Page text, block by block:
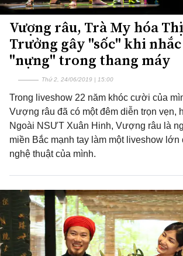
Vượng râu, Trà My hóa
Trưởng gây "sốc" khi
"nựng" trong thang máy
Thứ 2, 24/06/2019 | 15:00
Trong liveshow 22 năm khóc cười của
Vượng râu đã có một đêm diễn trọn vẹn,
Ngoài NSƯT Xuân Hinh, Vượng râu là
miền Bắc mạnh tay làm một liveshow
nghệ thuật của mình.